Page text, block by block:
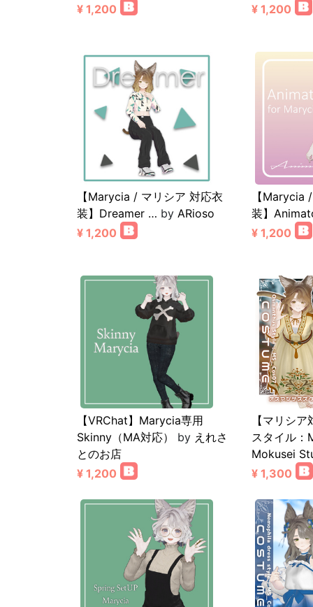
¥ 1,200
¥ 1,200
【Marycia / マリシア 対応衣
装】Dreamer … by ARioso
¥ 1,200
【Marycia
装】
¥ 1,200
【VRChat】Marycia専用
Skinny（MA対応）
by えれさ
とのお店
¥ 1,200
【マリシ
スタイル：
Mokusei
¥ 1,300